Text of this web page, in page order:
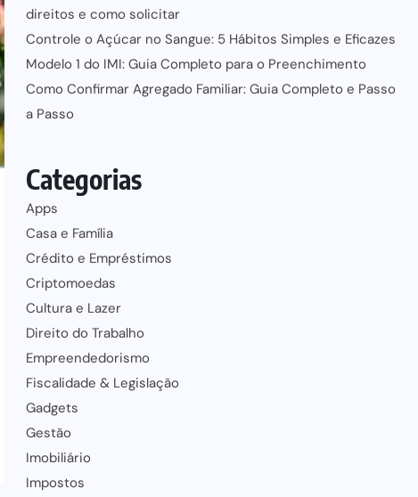
direitos e como solicitar
Controle o Açúcar no Sangue: 5 Hábitos Simples e Eficazes
Modelo 1 do IMI: Guia Completo para o Preenchimento
Como Confirmar Agregado Familiar: Guia Completo e Passo
a Passo
Categorias
Apps
Casa e Família
Crédito e Empréstimos
Criptomoedas
Cultura e Lazer
Direito do Trabalho
Empreendedorismo
Fiscalidade & Legislação
Gadgets
Gestão
Imobiliário
Impostos